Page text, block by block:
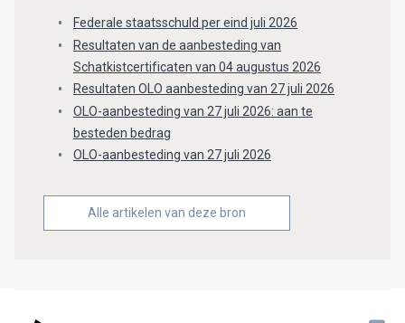
Federale staatsschuld per eind juli 2026
Resultaten van de aanbesteding van
Schatkistcertificaten van 04 augustus 2026
Resultaten OLO aanbesteding van 27 juli 2026
OLO-aanbesteding van 27 juli 2026: aan te
besteden bedrag
OLO-aanbesteding van 27 juli 2026
Alle artikelen van deze bron